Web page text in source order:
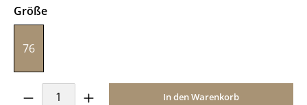
Größeauswählen
76
Produkt Anzahl: Gib den gewünschten
In den Warenkorb